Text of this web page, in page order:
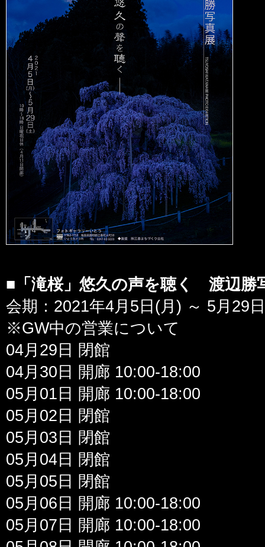
■「滝桜」悠久の声を聴く 渡辺勝
会期：2021年4月5日(月) ～ 5月29
※GW中の営業について
04月29日 閉館
04月30日 開廊 10:00-18:00
05月01日 開廊 10:00-18:00
05月02日 閉館
05月03日 閉館
05月04日 閉館
05月05日 閉館
05月06日 開廊 10:00-18:00
05月07日 開廊 10:00-18:00